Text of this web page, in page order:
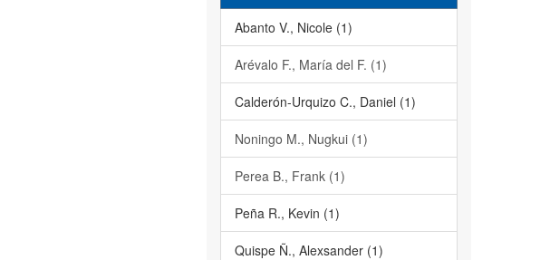
Abanto V., Nicole (1)
Arévalo F., María del F. (1)
Calderón-Urquizo C., Daniel (1)
Noningo M., Nugkui (1)
Perea B., Frank (1)
Peña R., Kevin (1)
Quispe Ñ., Alexsander (1)